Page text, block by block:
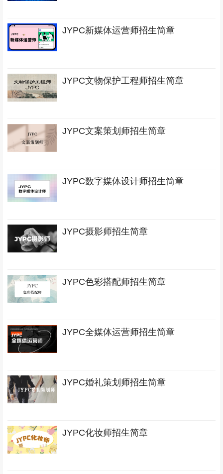
JYPC新媒体运营师招生简章
JYPC文物保护工程师招生简章
JYPC文案策划师招生简章
JYPC数字媒体设计师招生简章
JYPC摄影师招生简章
JYPC色彩搭配师招生简章
JYPC全媒体运营师招生简章
JYPC婚礼策划师招生简章
JYPC化妆师招生简章